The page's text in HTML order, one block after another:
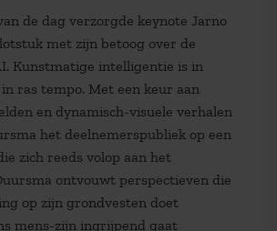
de dag verzorgde keynote Jarno
met zijn betoog over de
Kunstmatige intelligentie is in
ras tempo. Met een keur aan
en dynamisch-visuele verhalen
het deelnemerspubliek op een
zich reeds volop aan het
ontvouwt perspectieven die
op zijn grondvesten doet
mens-zijn ingrijpend gaat